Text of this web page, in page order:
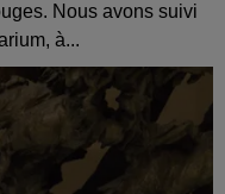
Nous avons suivi
à...